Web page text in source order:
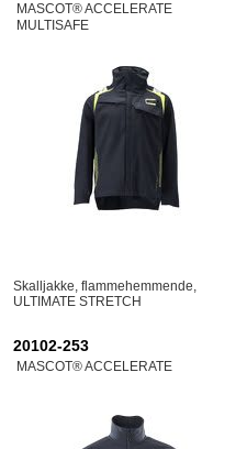
MASCOT® ACCELERATE
MULTISAFE
Skalljakke, flammehemmende,
ULTIMATE STRETCH
20102-253
MASCOT® ACCELERATE